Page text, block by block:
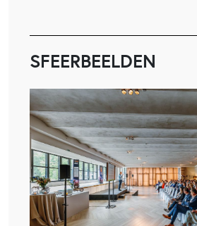
SFEERBEELDEN